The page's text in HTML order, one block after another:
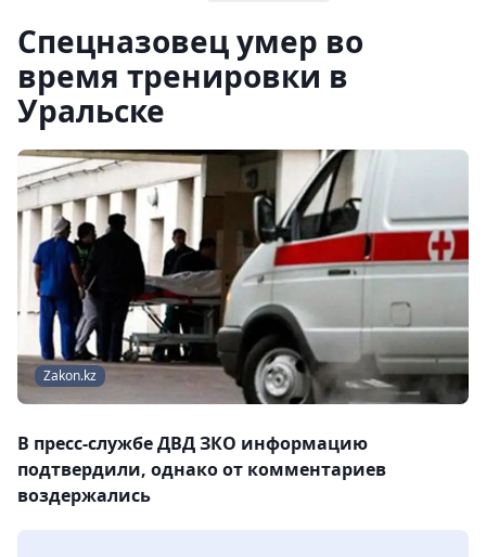
Спецназовец умер во
время тренировки в
Уральске
Zakon.kz
В пресс-службе ДВД ЗКО информацию
подтвердили, однако от комментариев
воздержались